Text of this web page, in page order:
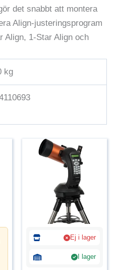
det snabbt att montera
Align-justeringsprogram
Align, 1-Star Align och
kg
Ej i lager
I lager